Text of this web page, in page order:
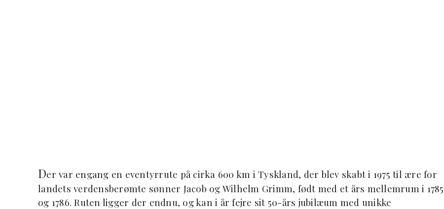
Der var engang en eventyrrute på cirka 600 km i Tyskland, der blev skabt i 1975 til ære for
landets verdensberømte sønner Jacob og Wilhelm Grimm, født med et års mellemrum i 1785
og 1786. Ruten ligger der endnu, og kan i år fejre sit 50-års jubilæum med unikke